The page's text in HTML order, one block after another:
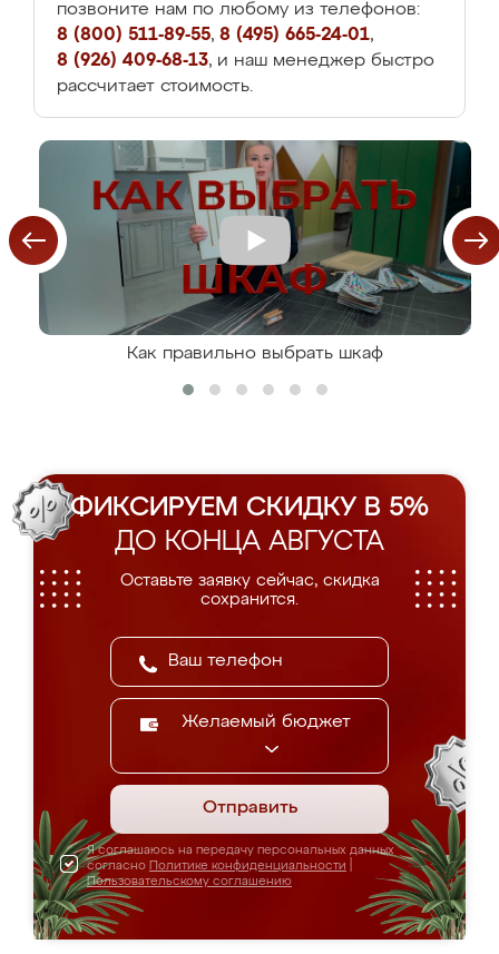
позвоните нам по любому из телефонов:
8 (800) 511-89-55, 8 (495) 665-24-01,
8 (926) 409-68-13, и наш менеджер быстро
рассчитает стоимость.
Как правильно выбрать шкаф
ФИКСИРУЕМ СКИДКУ В 5%
ДО КОНЦА АВГУСТА
Оставьте заявку сейчас, скидка
сохранится.
Желаемый бюджет
Отправить
Я соглашаюсь на передачу персональных данных
согласно Политике конфиденциальности
Пользовательскому соглашению